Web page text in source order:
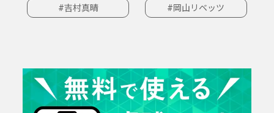
#吉村真晴 #岡山リベッツ